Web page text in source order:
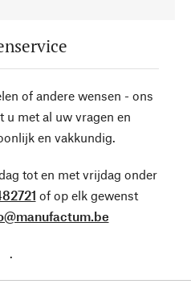
of andere wensen - ons
u met al uw vragen en
en vakkundig.
tot en met vrijdag onder
of op elk gewenst
.